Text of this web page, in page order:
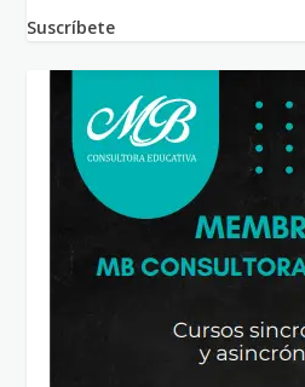
Suscríbete